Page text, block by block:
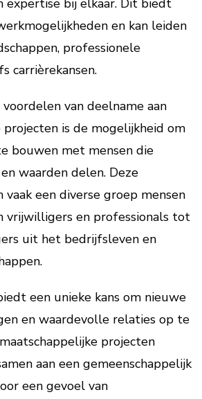
expertise bij elkaar. Dit biedt
en kan leiden
professionele
carrièrekansen.
van deelname aan
projecten is de mogelijkheid om
bouwen met mensen die
waarden delen. Deze
een diverse groep mensen
vrijwilligers en professionals tot
uit het bedrijfsleven en
een unieke kans om nieuwe
en waardevolle relaties op te
projecten
aan een gemeenschappelijk
een gevoel van